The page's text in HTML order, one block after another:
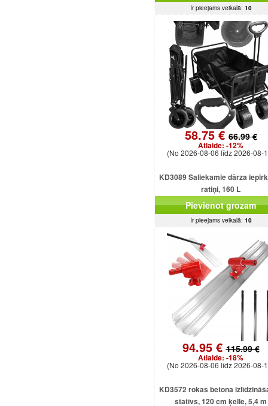
Ir pieejams veikalā: 10
58.75 €66.99 €
Atlaide: -12%
(No 2026-08-06 līdz 2026-08-
KD3089 Saliekamie dārza
ratiņi, 160 L
Pievienot grozam
Ir pieejams veikalā: 10
94.95 €115.99 €
Atlaide: -18%
(No 2026-08-06 līdz 2026-08-
KD3572 rokas betona
statīvs, 120 cm ķelle, 5,4 m